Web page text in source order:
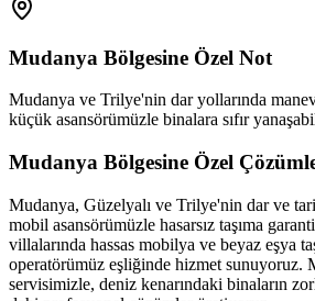
Mudanya Bölgesine Özel Not
Mudanya ve Trilye'nin dar yollarında
küçük asansörümüzle binalara sıfır
Mudanya Bölgesine Özel
Mudanya, Güzelyalı ve Trilye'nin dar ve
mobil asansörümüzle hasarsız taşıma
villalarında hassas mobilya ve beyaz eşya
operatörümüz eşliğinde hizmet sunuyoruz.
servisimizle, deniz kenarındaki binaların